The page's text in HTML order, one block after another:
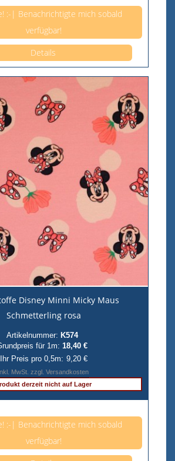
:-| Benachrichtigte mich sobald
verfügbar!
Details
Disney Minni Micky Maus
Schmetterling rosa
Artikelnummer: K574
für 1m: 18,40 €
Ihr Preis pro 0,5m: 9,20 €
MwSt. zzgl. Versandkosten
derzeit nicht auf Lager
:-| Benachrichtigte mich sobald
verfügbar!